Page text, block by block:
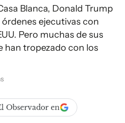
Blanca, Donald Trump
ejecutivas con
Pero muchas de sus
han tropezado con los
Observador en